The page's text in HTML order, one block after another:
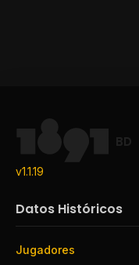
BD
v1.1.19
Datos Históricos
Jugadores